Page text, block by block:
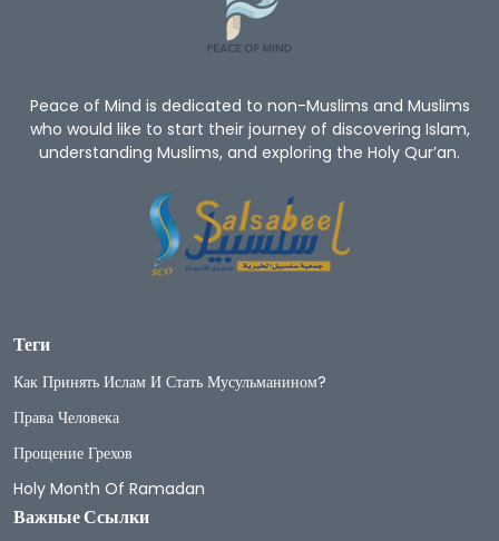
Peace of Mind is dedicated to non-Muslims and Muslims
who would like to start their journey of discovering Islam,
understanding Muslims, and exploring the Holy Qur’an.
Теги
Как Принять Ислам И Стать Мусульманином?
Права Человека
Прощение Грехов
Holy Month Of Ramadan
Важные Ссылки